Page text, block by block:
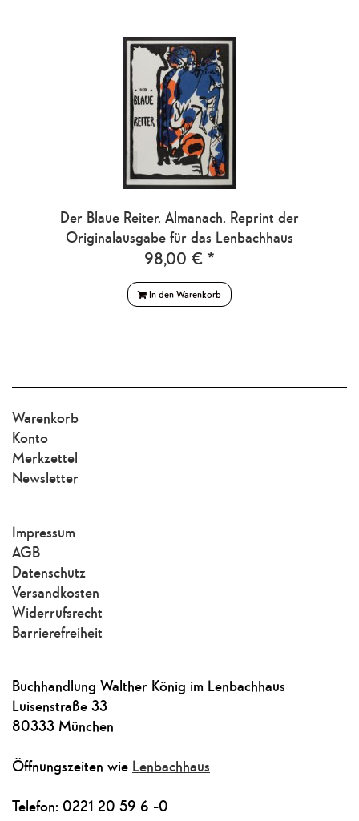
Der Blaue Reiter. Almanach. Reprint der
Originalausgabe für das Lenbachhaus
98,00 € *
In den Warenkorb
Warenkorb
Konto
Merkzettel
Newsletter
Impressum
AGB
Datenschutz
Versandkosten
Widerrufsrecht
Barrierefreiheit
Buchhandlung Walther König im Lenbachhaus
Luisenstraße 33
80333 München
Öffnungszeiten wie Lenbachhaus
Telefon: 0221 20 59 6 -0